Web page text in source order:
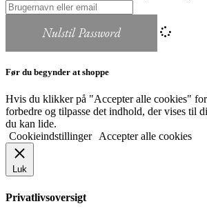
Nulstil Password
Før du begynder at shoppe
Hvis du klikker på "Accepter alle cookies"
forbedre og tilpasse det indhold, der vises til
du kan lide.
Cookieindstillinger
Accepter alle cookies
Luk
Privatlivsoversigt